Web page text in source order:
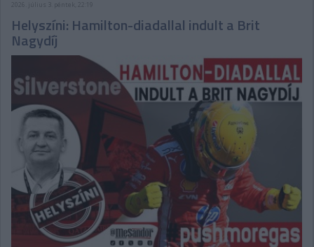
2026. július 3. péntek, 22:19
Helyszíni: Hamilton-diadallal indult a Brit
Nagydíj